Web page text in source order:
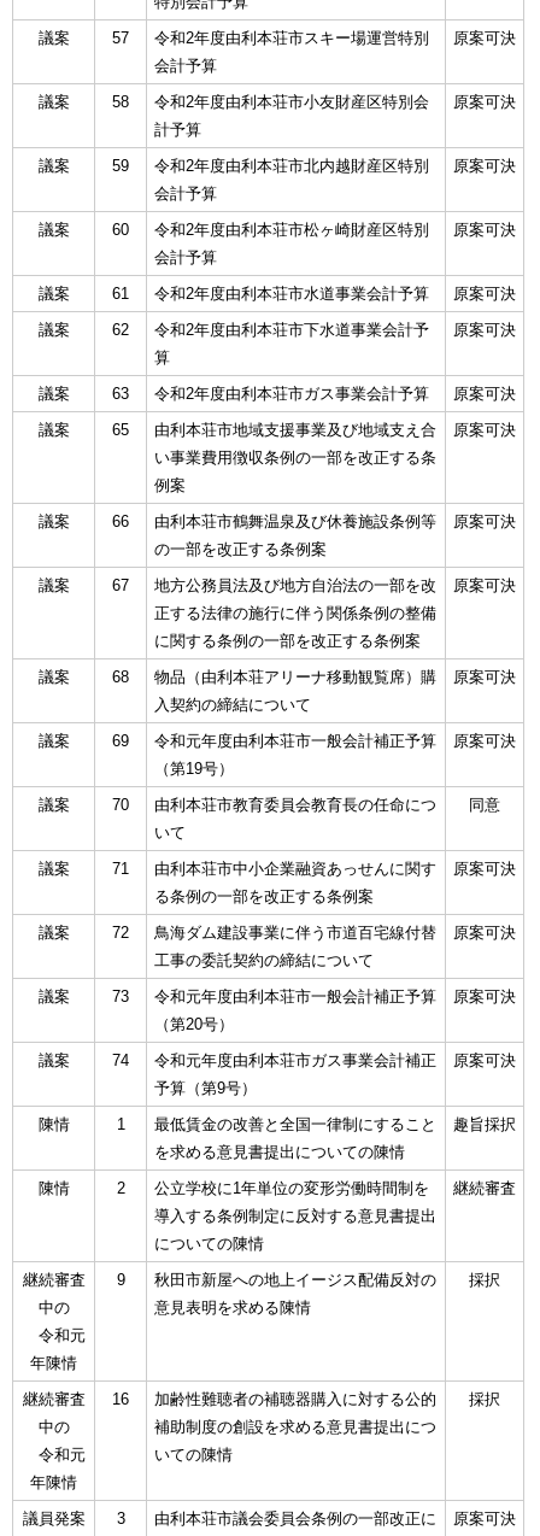
議案
57
令和2年度由利本荘市スキー場運営特別
会計予算
原案可決
議案 58
令和2年度由利本荘市小友財産区特別会
計予算
原案可決
議案 59
令和2年度由利本荘市北内越財産区特別
会計予算
原案可決
議案 60
令和2年度由利本荘市松ヶ崎財産区特別
会計予算
原案可決
議案 61 令和2年度由利本荘市水道事業会計予算
原案可決
議案
62
令和2年度由利本荘市下水道事業会計予
算
原案可決
議案 63 令和2年度由利本荘市ガス事業会計予算
原案可決
議案
65
由利本荘市地域支援事業及び地域支え合
い事業費用徴収条例の一部を改正する条
例案
原案可決
議案 66
由利本荘市鶴舞温泉及び休養施設条例等
の一部を改正する条例案
原案可決
議案 67
地方公務員法及び地方自治法の一部を改
正する法律の施行に伴う関係条例の整備
に関する条例の一部を改正する条例案
原案可決
議案 68
物品（由利本荘アリーナ移動観覧席）購
入契約の締結について
原案可決
議案 69
令和元年度由利本荘市一般会計補正予算
（第19号）
原案可決
議案 70
由利本荘市教育委員会教育長の任命につ
いて
同意
議案 71
由利本荘市中小企業融資あっせんに関す
る条例の一部を改正する条例案
原案可決
議案 72
鳥海ダム建設事業に伴う市道百宅線付替
工事の委託契約の締結について
原案可決
議案 73
令和元年度由利本荘市一般会計補正予算
（第20号）
原案可決
議案 74
令和元年度由利本荘市ガス事業会計補正
予算（第9号）
原案可決
陳情 1
最低賃金の改善と全国一律制にすること
を求める意見書提出についての陳情
趣旨採択
陳情 2
公立学校に1年単位の変形労働時間制を
導入する条例制定に反対する意見書提出
についての陳情
継続審査
継続審査
中の
令和元
年陳情
9
秋田市新屋への地上イージス配備反対の
意見表明を求める陳情
採択
継続審査
中の
令和元
年陳情
16
加齢性難聴者の補聴器購入に対する公的
補助制度の創設を求める意見書提出につ
いての陳情
採択
議員発案 3
由利本荘市議会委員会条例の一部改正に
原案可決